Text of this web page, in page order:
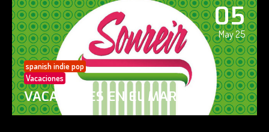
05
May 25
spanish indie pop
Vacaciones
VACACIONES EN EL MAR